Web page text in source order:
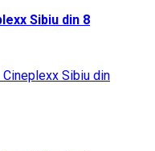
Sibiu din 8